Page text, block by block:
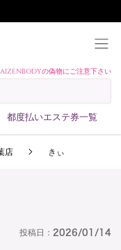
の偽物にご注意下さい
都度払いエステ券一覧
店 きぃ
投稿日： 2026/01/14